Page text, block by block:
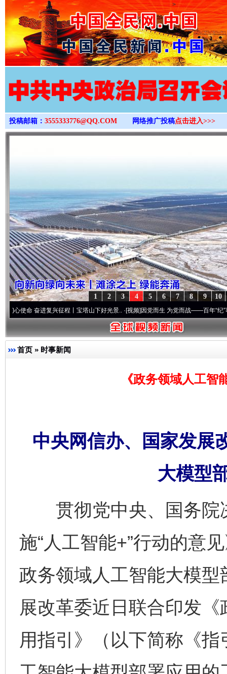
>
投稿邮箱： 3555333776@QQ.COM 网络推广投稿点击进入>>>
10
9
8
7
6
5
4
3
2
1
奋进复兴征程丨宝塔山下好光景..·[视频]因党而生 为党而战——百年“纪”事⑧加强纪
首页 » 时事新闻
《政务领域人工智
中央网信办、国家发展
大模型
贯彻党中央、国务院
施“人工智能+”行动的意
政务领域人工智能大模
展改革委近日联合印发
用指引》（以下简称《